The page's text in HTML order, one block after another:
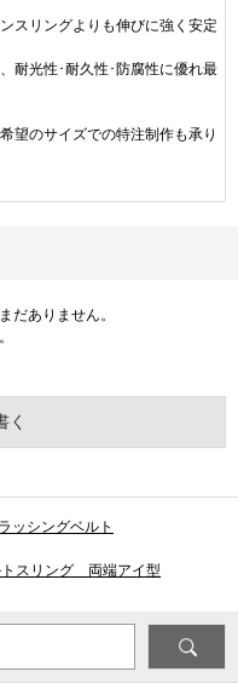
スリングよりも伸びに強く安定
耐光性･耐久性･防腐性に優れ最
望のサイズでの特注制作も承り
だありません。
く
ッシングベルト
スリング 両端アイ型